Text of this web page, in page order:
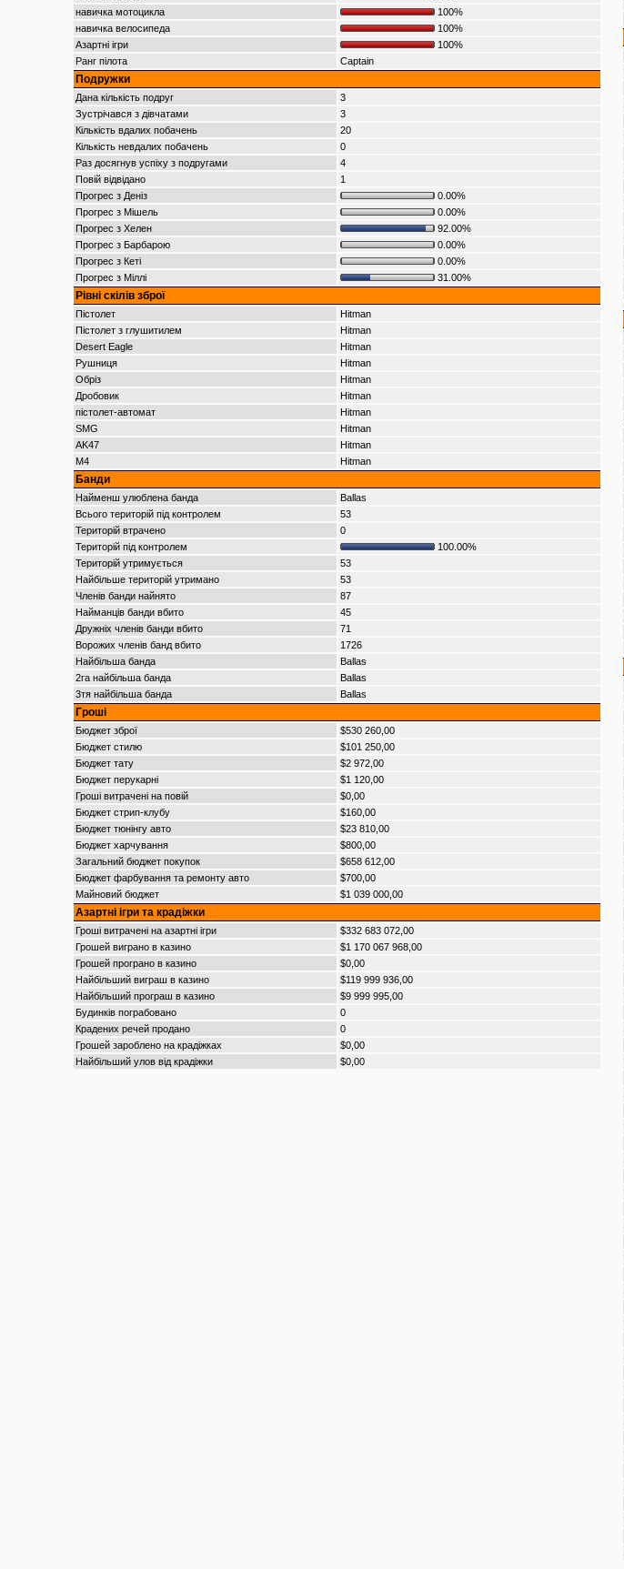
навичка мотоцикла
100%
навичка велосипеда
100%
Азартні ігри
100%
Ранг пілота
Captain
Подружки
Дана кількість подруг
3
Зустрічався з дівчатами
3
Кількість вдалих побачень
20
Кількість невдалих побачень
0
Раз досягнув успіху з подругами
4
Повій відвідано
1
Прогрес з Деніз
0.00%
Прогрес з Мішель
0.00%
Прогрес з Хелен
92.00%
Прогрес з Барбарою
0.00%
Прогрес з Кеті
0.00%
Прогрес з Міллі
31.00%
Рівні скілів зброї
Пістолет
Hitman
Пістолет з глушитилем
Hitman
Desert Eagle
Hitman
Рушниця
Hitman
Обріз
Hitman
Дробовик
Hitman
пістолет-автомат
Hitman
SMG
Hitman
AK47
Hitman
M4
Hitman
Банди
Найменш улюблена банда
Ballas
Всього територій під контролем
53
Територій втрачено
0
Територій під контролем
100.00%
Територій утримується
53
Найбільше територій утримано
53
Членів банди найнято
87
Найманців банди вбито
45
Дружніх членів банди вбито
71
Ворожих членів банд вбито
1726
Найбільша банда
Ballas
2га найбільша банда
Ballas
3тя найбільша банда
Ballas
Гроші
Бюджет зброї
$530 260,00
Бюджет стилю
$101 250,00
Бюджет тату
$2 972,00
Бюджет перукарні
$1 120,00
Гроші витрачені на повій
$0,00
Бюджет стрип-клубу
$160,00
Бюджет тюнінгу авто
$23 810,00
Бюджет харчування
$800,00
Загальний бюджет покупок
$658 612,00
Бюджет фарбування та ремонту авто
$700,00
Майновий бюджет
$1 039 000,00
Азартні ігри та крадіжки
Гроші витрачені на азартні ігри
$332 683 072,00
Грошей виграно в казино
$1 170 067 968,00
Грошей програно в казино
$0,00
Найбільший виграш в казино
$119 999 936,00
Найбільший програш в казино
$9 999 995,00
Будинків пограбовано
0
Крадених речей продано
0
Грошей зароблено на крадіжках
$0,00
Найбільший улов від крадіжки
$0,00